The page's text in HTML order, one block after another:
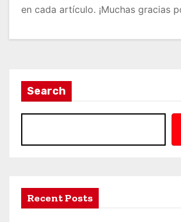
en cada artículo. ¡Muchas gracias
Search
Recent Posts